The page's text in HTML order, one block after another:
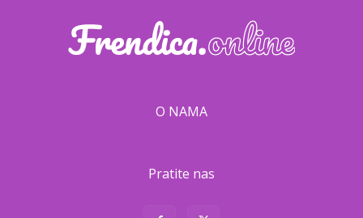
O NAMA
Pratite nas